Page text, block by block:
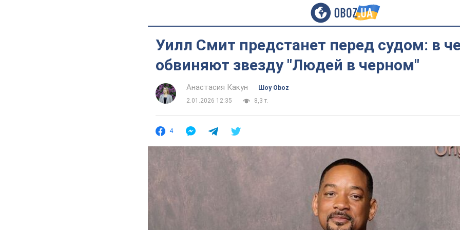
Уилл Смит предстанет перед судом: в
обвиняют звезду "Людей в черном"
Анастасия Какун
Шоу Oboz
2.01.2026 12:35
8,3 т.
4